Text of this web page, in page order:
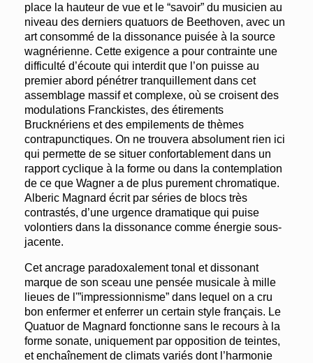
place la hauteur de vue et le “savoir” du musicien au
niveau des derniers quatuors de Beethoven, avec un
art consommé de la dissonance puisée à la source
wagnérienne. Cette exigence a pour contrainte une
difficulté d’écoute qui interdit que l’on puisse au
premier abord pénétrer tranquillement dans cet
assemblage massif et complexe, où se croisent des
modulations Franckistes, des étirements
Brucknériens et des empilements de thèmes
contrapunctiques. On ne trouvera absolument rien ici
qui permette de se situer confortablement dans un
rapport cyclique à la forme ou dans la contemplation
de ce que Wagner a de plus purement chromatique.
Alberic Magnard écrit par séries de blocs très
contrastés, d’une urgence dramatique qui puise
volontiers dans la dissonance comme énergie sous-
jacente.
Cet ancrage paradoxalement tonal et dissonant
marque de son sceau une pensée musicale à mille
lieues de l'”impressionnisme” dans lequel on a cru
bon enfermer et enferrer un certain style français. Le
Quatuor de Magnard fonctionne sans le recours à la
forme sonate, uniquement par opposition de teintes,
et enchaînement de climats variés dont l’harmonie